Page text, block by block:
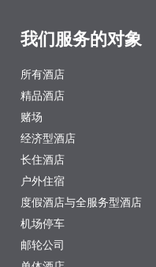
我们服务的对象
所有酒店
精品酒店
赌场
经济型酒店
长住酒店
户外住宿
度假酒店与全服务型酒店
机场停车
邮轮公司